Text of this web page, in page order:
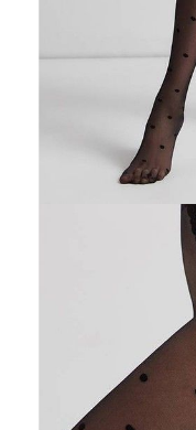
ПОЛУЧИТЬ ПО
Kurier,darmowa od 99 zł
czas dostawy: 1-2 dni
Paczkomaty InPost 24/7,
czas dostawy: 1-2 dni
w sklepie
pn.- czw. 8:00 - 16:00, pt.
Rajstopy w kropki nadal
Dlatego cienkie rajstopy
zadomowić się w stylowej
Rajstopy są elastyczne,
bawełnianym klinem,
LYCRA®: Mocne,
rajstop z włóknem
1001480080020003